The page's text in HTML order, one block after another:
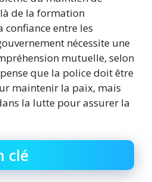
de la formation
entre les
nécessite une
mutuelle, selon
que la police doit être
maintenir la paix, mais
la lutte pour assurer la
clé